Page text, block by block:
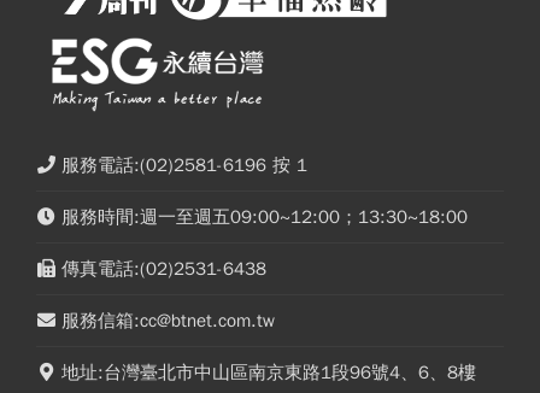
服務電話:(02)2581-6196 按 1
服務時間:週一至週五09:00~12:00；13:30~18:00
傳真電話:(02)2531-6438
服務信箱:cc@btnet.com.tw
地址:台灣臺北市中山區南京東路1段96號4、6、8樓